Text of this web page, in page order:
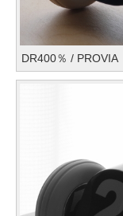
DR400％ / PROVIA